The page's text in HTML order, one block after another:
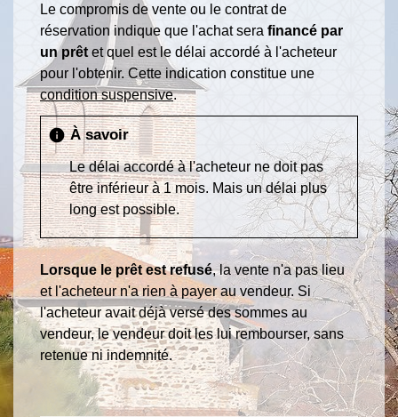
Le compromis de vente ou le contrat de
réservation indique que l'achat sera financé par
un prêt et quel est le délai accordé à l'acheteur
pour l'obtenir. Cette indication constitue une
condition suspensive.
infoÀ savoir
Le délai accordé à l'acheteur ne doit pas
être inférieur à 1 mois. Mais un délai plus
long est possible.
Lorsque le prêt est refusé, la vente n'a pas lieu
et l'acheteur n'a rien à payer au vendeur. Si
l'acheteur avait déjà versé des sommes au
vendeur, le vendeur doit les lui rembourser, sans
retenue ni indemnité.